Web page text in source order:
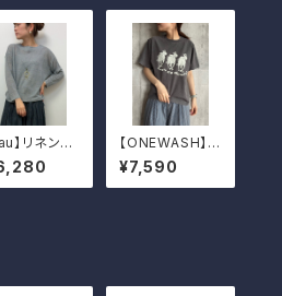
】リネンワ
ロンT
【ONEWASH】フ
ェードプリントT
シャツ（キャメル）
¥7,590